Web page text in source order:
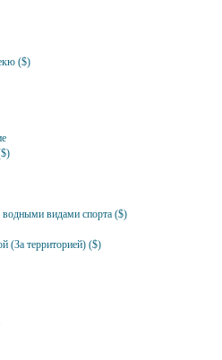
($)
водными видами спорта ($)
(За территорией) ($)